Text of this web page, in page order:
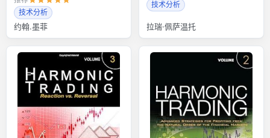
技术分析
约翰.墨菲
技术分析
拉瑞·佩萨温托